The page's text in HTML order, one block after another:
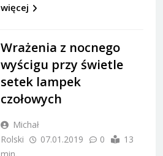
więcej
Wrażenia z nocnego
wyścigu przy świetle
setek lampek
czołowych
Michał
Rolski
07.01.2019 0
13